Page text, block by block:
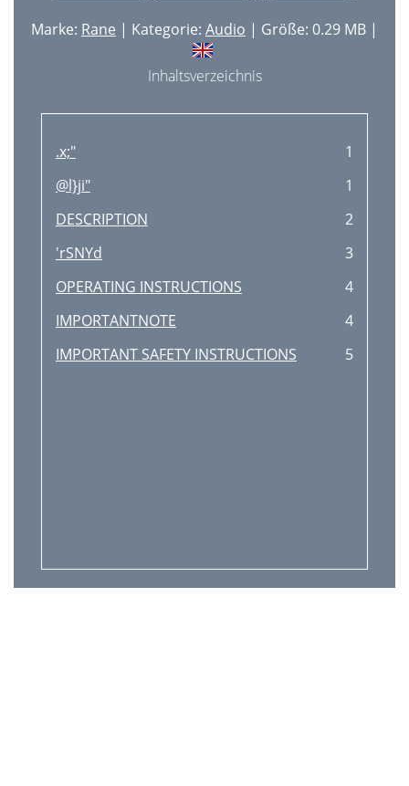
Marke: Rane | Kategorie: Audio | Größe: 0.29 MB |
Inhaltsverzeichnis
.x;"
1
@l}ji"
1
DESCRIPTION
2
'rSNYd
3
OPERATING INSTRUCTIONS
4
IMPORTANTNOTE
4
IMPORTANT SAFETY INSTRUCTIONS
5